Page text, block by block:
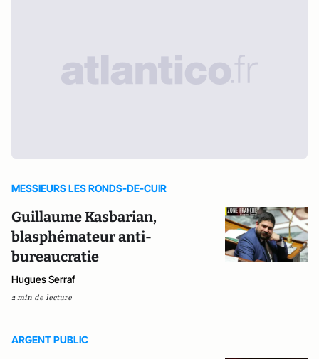
MESSIEURS LES RONDS-DE-CUIR
Guillaume Kasbarian,
blasphémateur anti-
bureaucratie
Hugues Serraf
2 min de lecture
ARGENT PUBLIC